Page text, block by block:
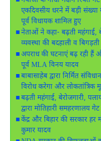
एकदिवसीय धरने में बड़ी संख्या में
पूर्व विधायक शामिल हुए
नेताओं ने कहा- बढ़ती महंगाई,
व्यवस्था की बदहाली व
अपराध की घटनाएं बढ़ रही हैं
पूर्व MLA विनय यादव
बाबासाहेब द्वारा निर्मित
विरोध करेगा और लोकतांत्रिक
बढ़ती महंगाई, बेरोजगारी,
द्वारा मोतिहारी समहरणालय
केंद्र और बिहार की सरकार हर
कुमार यादव